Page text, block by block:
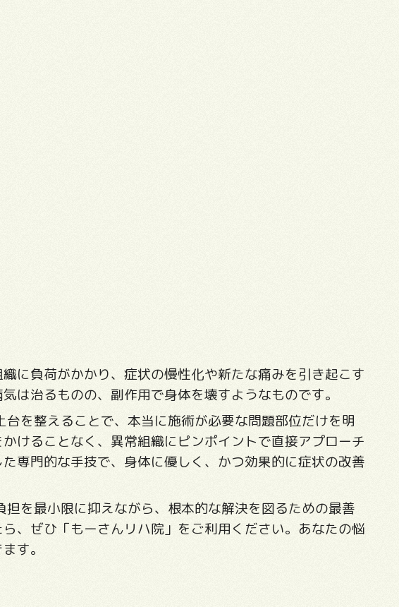
に負荷がかかり、症状の慢性化や新たな痛みを引き起こす
は治るものの、副作用で身体を壊すようなものです。
台を整えることで、本当に施術が必要な問題部位だけを明
けることなく、異常組織にピンポイントで直接アプローチ
専門的な手技で、身体に優しく、かつ効果的に症状の改善
を最小限に抑えながら、根本的な解決を図るための最善
、ぜひ「もーさんリハ院」をご利用ください。あなたの悩
す。